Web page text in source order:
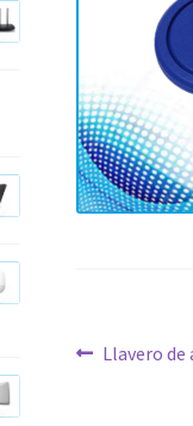
Anterior:
Llavero de